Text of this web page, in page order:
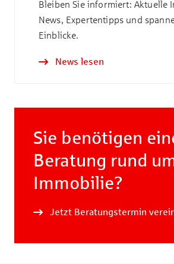
Bleiben Sie informiert: Aktuelle
News, Expertentipps und
Einblicke.
News lesen
Sie benötigen
Beratung rund
Immobilie?
Jetzt Beratungstermin